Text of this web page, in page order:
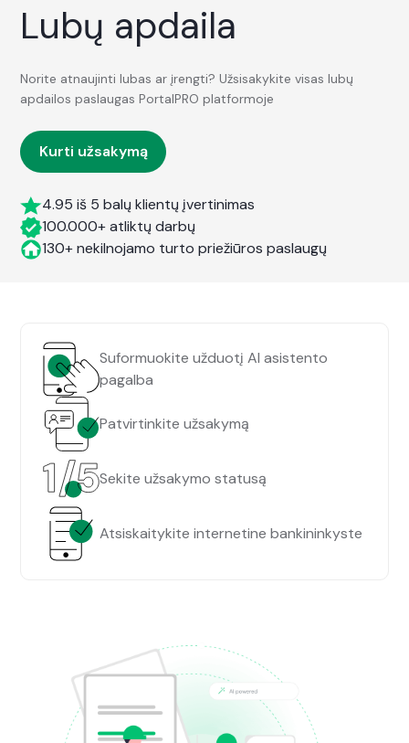
Lubų apdaila
Norite atnaujinti lubas ar įrengti? Užsisakykite visas lubų
apdailos paslaugas PortalPRO platformoje
Kurti užsakymą
4.95 iš 5 balų klientų įvertinimas
100.000+ atliktų darbų
130+ nekilnojamo turto priežiūros paslaugų
Suformuokite užduotį AI asistento
pagalba
Patvirtinkite užsakymą
Sekite užsakymo statusą
Atsiskaitykite internetine bankininkyste